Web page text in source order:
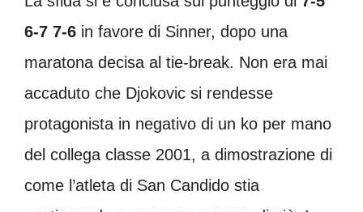
6-7 7-6 in favore di Sinner, dopo una
maratona decisa al tie-break. Non era mai
accaduto che Djokovic si rendesse
protagonista in negativo di un ko per mano
del collega classe 2001, a dimostrazione di
come l’atleta di San Candido stia